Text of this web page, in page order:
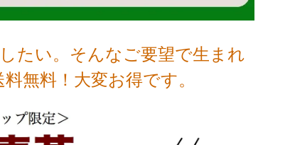
たい。そんなご要望で生まれ
無料！大変お得です。